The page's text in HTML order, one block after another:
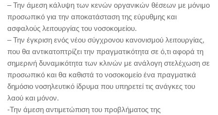
– Την άμεση κάλυψη των κενών οργανικών θέσεων με μόνιμο
προσωπικό για την αποκατάσταση της εύρυθμης και
ασφαλούς λειτουργίας του νοσοκομείου.
– Την έγκριση ενός νέου σύγχρονου κανονισμού λειτουργίας,
που θα αντικατοπτρίζει την πραγματικότητα σε ό,τι αφορά τη
σημερινή δυναμικότητα των κλινών με ανάλογη στελέχωση σε
προσωπικό και θα καθιστά το νοσοκομείο ένα πραγματικά
δημόσιο νοσηλευτικό ίδρυμα που υπηρετεί τις ανάγκες του
λαού και μόνον.
-Την άμεση αντιμετώπιση του προβλήματος της